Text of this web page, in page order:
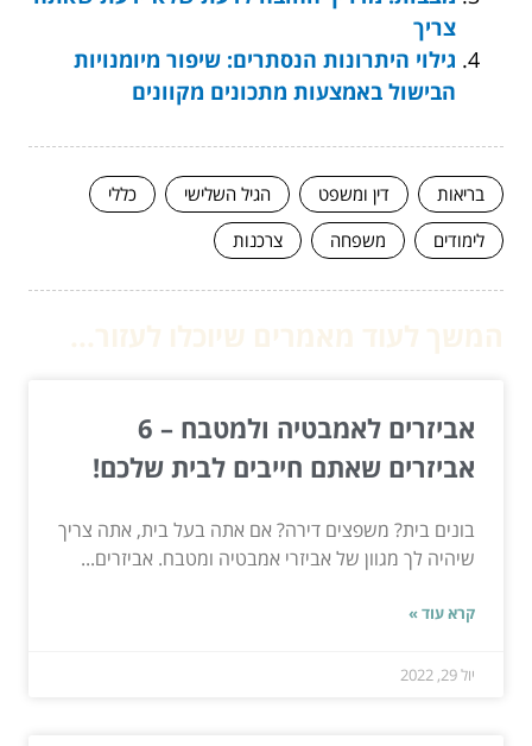
צריך
גילוי היתרונות הנסתרים: שיפור מיומנויות
הבישול באמצעות מתכונים מקוונים
בריאות דין ומשפט הגיל השלישי
כללי
לימודים
משפחה צרכנות
אביזרים לאמבטיה ולמטבח – 6
אביזרים שאתם חייבים לבית שלכם!
בונים בית? משפצים דירה? אם אתה בעל בית, אתה צריך
שיהיה לך מגוון של אביזרי אמבטיה ומטבח. אביזרים...
קרא עוד »
יול 29, 2022